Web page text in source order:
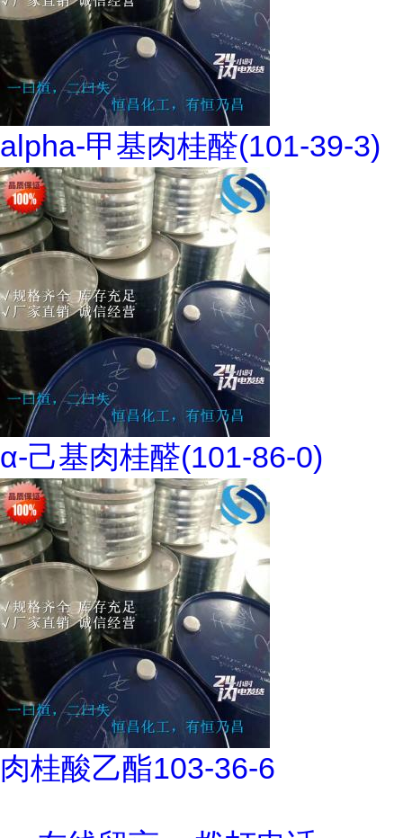
alpha-甲基肉桂醛(101-39-3)
α-己基肉桂醛(101-86-0)
肉桂酸乙酯103-36-6